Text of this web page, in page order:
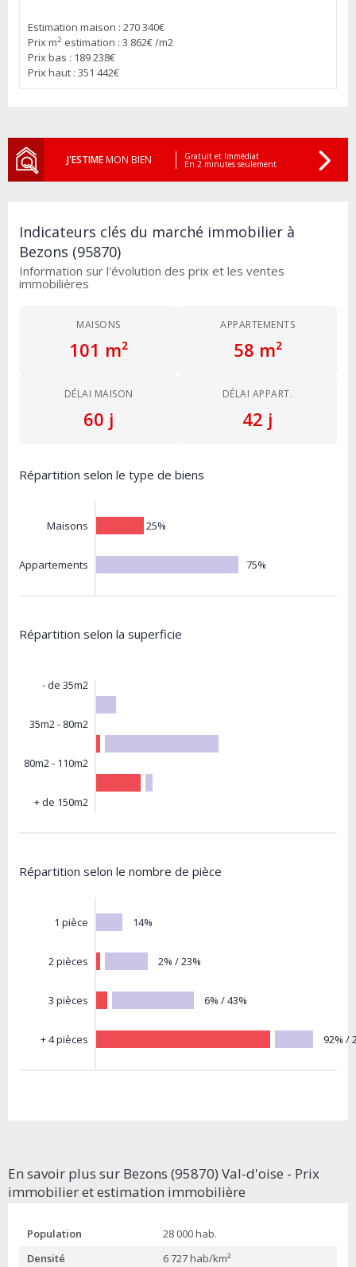
Estimation maison : 270 340€
Prix m2 estimation : 3 862€ /m2
Prix bas : 189 238€
Prix haut : 351 442€
J'ESTIMEMON BIEN Gratuit et Immédiat
En 2 minutes seulement
Indicateurs clés du marché immobilier à
Bezons (95870)
Information sur l'évolution des prix et les ventes
immobilières
MAISONS
101 m²
APPARTEMENTS
58 m²
DÉLAI MAISON
60 j
DÉLAI APPART.
42 j
Répartition selon le type de biens
Maisons
Appartements
25%
75%
Répartition selon la superficie
- de 35m2
35m2 - 80m2
80m2 - 110m2
+ de 150m2
Répartition selon le nombre de pièce
1 pièce
2 pièces
3 pièces
+ 4 pièces
14%
2% / 23%
6% / 43%
92% /
En savoir plus sur Bezons (95870) Val-d'oise - Prix
immobilier et estimation immobilière
Population
28 000 hab.
Densité
6 727 hab/km²